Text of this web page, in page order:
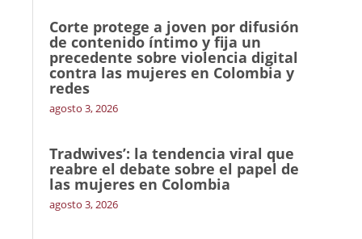
Corte protege a joven por difusión
de contenido íntimo y fija un
precedente sobre violencia digital
contra las mujeres en Colombia y
redes
agosto 3, 2026
Tradwives’: la tendencia viral que
reabre el debate sobre el papel de
las mujeres en Colombia
agosto 3, 2026